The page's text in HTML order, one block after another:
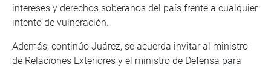
intereses y derechos soberanos del país frente a cualquier
intento de vulneración.
Además, continúo Juárez, se acuerda invitar al ministro
de Relaciones Exteriores y el ministro de Defensa para